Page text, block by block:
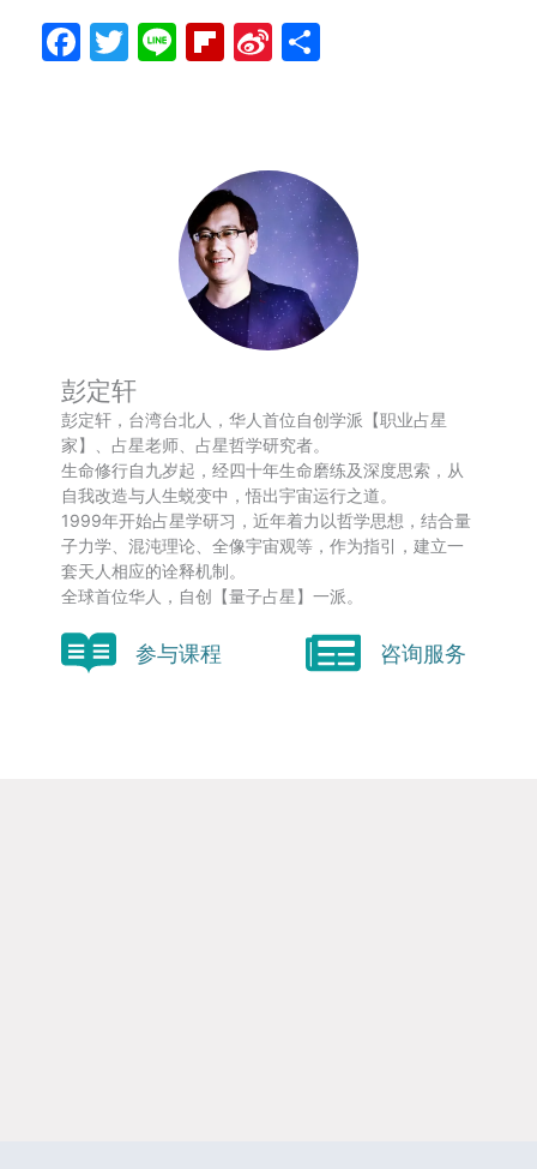
Facebook
Twitter
LineFlipboard
Sina
彭定轩
彭定轩，台湾台北人，华人首位自创学派【职业占星
家】、占星老师、占星哲学研究者。
生命修行自九岁起，经四十年生命磨练及深度思索，从
自我改造与人生蜕变中，悟出宇宙运行之道。
1999年开始占星学研习，近年着力以哲学思想，结合量
子力学、混沌理论、全像宇宙观等，作为指引，建立一
套天人相应的诠释机制。
全球首位华人，自创【量子占星】一派。
参与课程 咨询服务